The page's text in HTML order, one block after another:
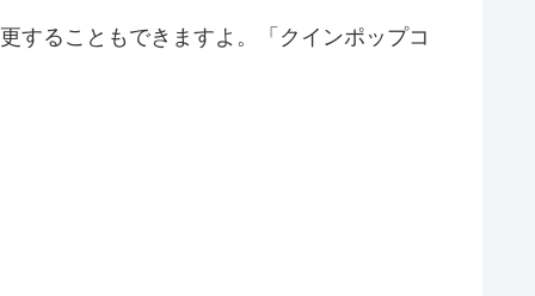
することもできますよ。「クインポップコ